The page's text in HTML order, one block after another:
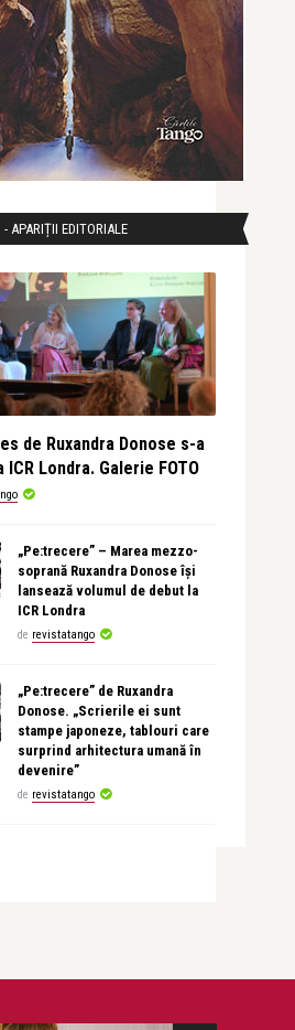
APARIȚII EDITORIALE
de Ruxandra Donose s-a
ICR Londra. Galerie FOTO
„Pe:trecere” – Marea mezzo-
soprană Ruxandra Donose își
lansează volumul de debut la
ICR Londra
de revistatango
„Pe:trecere” de Ruxandra
Donose. „Scrierile ei sunt
stampe japoneze, tablouri care
surprind arhitectura umană în
devenire”
de revistatango